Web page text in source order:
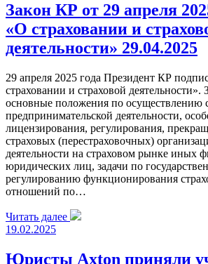
Закон КР от 29 апреля
«О страховании и
деятельности» 29.04.2025
29 апреля 2025 года Президент КР
страховании и страховой деятельности».
основные положения по осуществлению
предпринимательской деятельности,
лицензирования, регулирования,
страховых (перестраховочных)
деятельности на страховом рынке иных
юридических лиц, задачи по
регулированию функционирования
отношений по…
Читать далее
19.02.2025
Юристы Axton приняли